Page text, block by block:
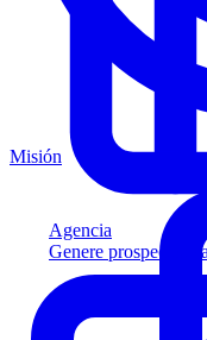
Agencia
Genere prospectos
Misión